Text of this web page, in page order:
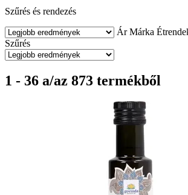
Szűrés és rendezés
Ár Márka
Szűrés
1 - 36 a/az 873 termékből